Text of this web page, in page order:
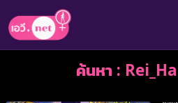
ค้นหา :